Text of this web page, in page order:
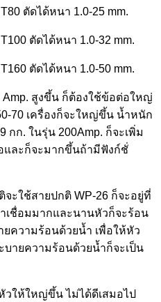
ตัดได้หนา 1.0-25 mm.
ตัดได้หนา 1.0-32 mm.
ตัดได้หนา 1.0-50 mm.
สูงขึ้น ก็ต้องใช้ข้อต่อใหญ่
70 เครื่องก็จะใหญ่ขึ้น น้ำหนัก
กก. ในรุ่น 200Amp. ก็จะเพิ่ม
และก็จะมากขึ้นถ้ามีฟังก์ชั่
ะใช้สายปกติ WP-26 ก็จะอยู่ที่
เชื่อมมากและนานหัวก็จะร้อน
ยความร้อนด้วยน้ำ เพื่อให้หัว
บายความร้อนด้วยน้ำก็จะเป็น
วให้ใหญ่ขึ้น ไม่ได้ดีเสมอไป